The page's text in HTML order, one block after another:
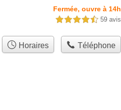
Fermée, ouvre à 14h
4,5 étoiles sur 5 59 avis
Horaires Téléphone